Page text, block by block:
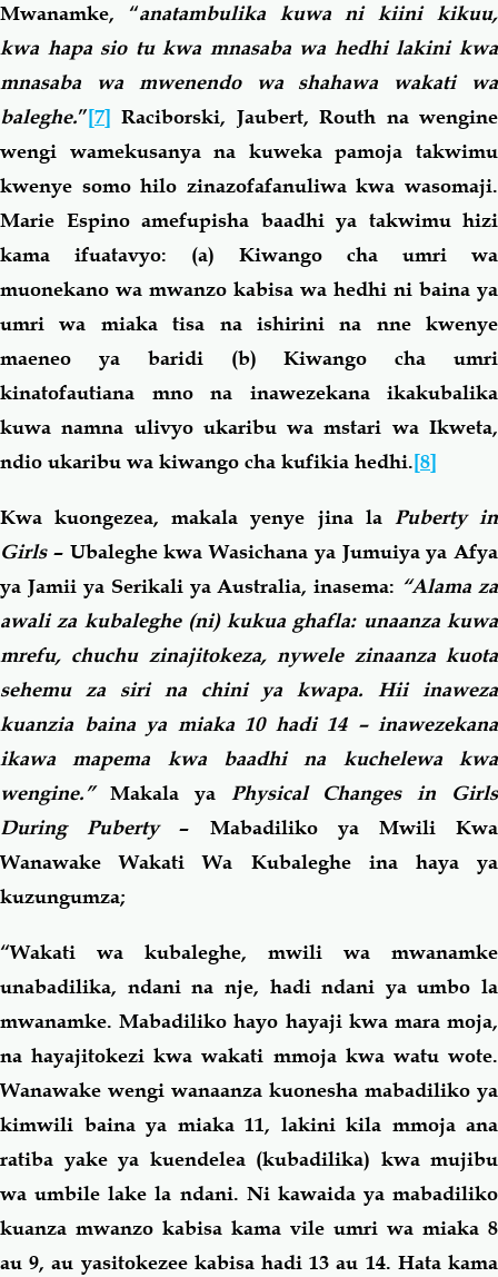
Mwanamke, “anatambulika kuwa ni kiini kikuu,
kwa hapa sio tu kwa mnasaba wa hedhi lakini kwa
mnasaba wa mwenendo wa shahawa wakati wa
baleghe.”[7] Raciborski, Jaubert, Routh na wengine
wengi wamekusanya na kuweka pamoja takwimu
kwenye somo hilo zinazofafanuliwa kwa wasomaji.
Marie Espino amefupisha baadhi ya takwimu hizi
kama ifuatavyo: (a) Kiwango cha umri wa
muonekano wa mwanzo kabisa wa hedhi ni baina ya
umri wa miaka tisa na ishirini na nne kwenye
maeneo ya baridi (b) Kiwango cha umri
kinatofautiana mno na inawezekana ikakubalika
kuwa namna ulivyo ukaribu wa mstari wa Ikweta,
ndio ukaribu wa kiwango cha kufikia hedhi.[8]
Kwa kuongezea, makala yenye jina la Puberty in
Girls– Ubaleghe kwa Wasichana ya Jumuiya ya Afya
ya Jamii ya Serikali ya Australia, inasema: “Alama za
awali za kubaleghe (ni) kukua ghafla: unaanza kuwa
mrefu, chuchu zinajitokeza, nywele zinaanza kuota
sehemu za siri na chini ya kwapa. Hii inaweza
kuanzia baina ya miaka 10 hadi 14 – inawezekana
ikawa mapema kwa baadhi na kuchelewa kwa
wengine.”Makala ya Physical Changes in Girls
During Puberty– Mabadiliko ya Mwili Kwa
Wanawake Wakati Wa Kubaleghe ina haya ya
kuzungumza;
“Wakati wa kubaleghe, mwili wa mwanamke
unabadilika, ndani na nje, hadi ndani ya umbo la
mwanamke. Mabadiliko hayo hayaji kwa mara moja,
na hayajitokezi kwa wakati mmoja kwa watu wote.
Wanawake wengi wanaanza kuonesha mabadiliko ya
kimwili baina ya miaka 11, lakini kila mmoja ana
ratiba yake ya kuendelea (kubadilika) kwa mujibu
wa umbile lake la ndani. Ni kawaida ya mabadiliko
kuanza mwanzo kabisa kama vile umri wa miaka 8
au 9, au yasitokezee kabisa hadi 13 au 14. Hata kama